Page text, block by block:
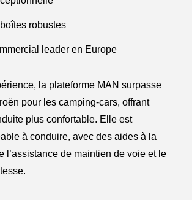
robustes
leader en Europe
la plateforme MAN surpasse
pour les camping-cars, offrant
plus confortable. Elle est
à conduire, avec des aides à la
l’assistance de maintien de voie et le